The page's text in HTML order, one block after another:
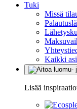
Tuki
Missä
Kaikki
Lisää